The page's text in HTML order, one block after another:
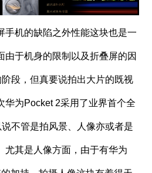
手机的缺陷之外性能这块也是一
由于机身的限制以及折叠屏的因
阶段，但真要说拍出大片的既视
华为Pocket 2采用了业界首个全
不管是拍风景、人像亦或者是
尤其是人像方面，由于有华为